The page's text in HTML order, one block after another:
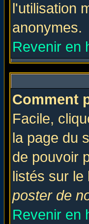
l'utilisation
anonymes.
Revenir en
Comment
Facile,
la page du
de pouvoir
listés sur
poster de
Revenir en